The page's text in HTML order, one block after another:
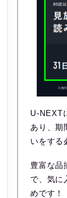
U-NEXT
あり、期
いをする
豊富な品
で、気に
めです！